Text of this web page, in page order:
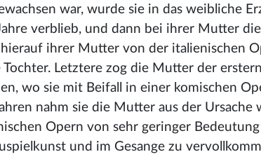
war, wurde sie in das weibliche
verblieb, und dann bei ihrer Mutter
hierauf ihrer Mutter von der italienischen
Letztere zog die Mutter der
wo sie mit Beifall in einer komischen
nahm sie die Mutter aus der Ursache
Opern von sehr geringer
und im Gesange zu